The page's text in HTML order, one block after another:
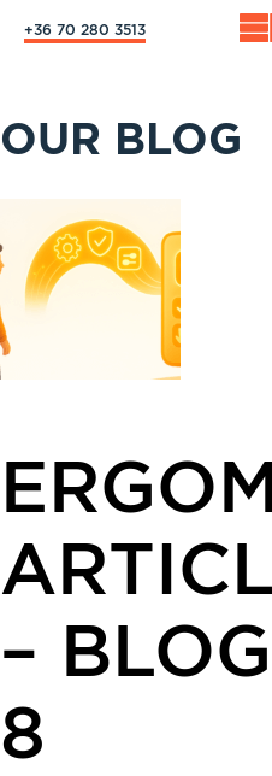
+36 70 280 3513
OUR BLOG
–
8